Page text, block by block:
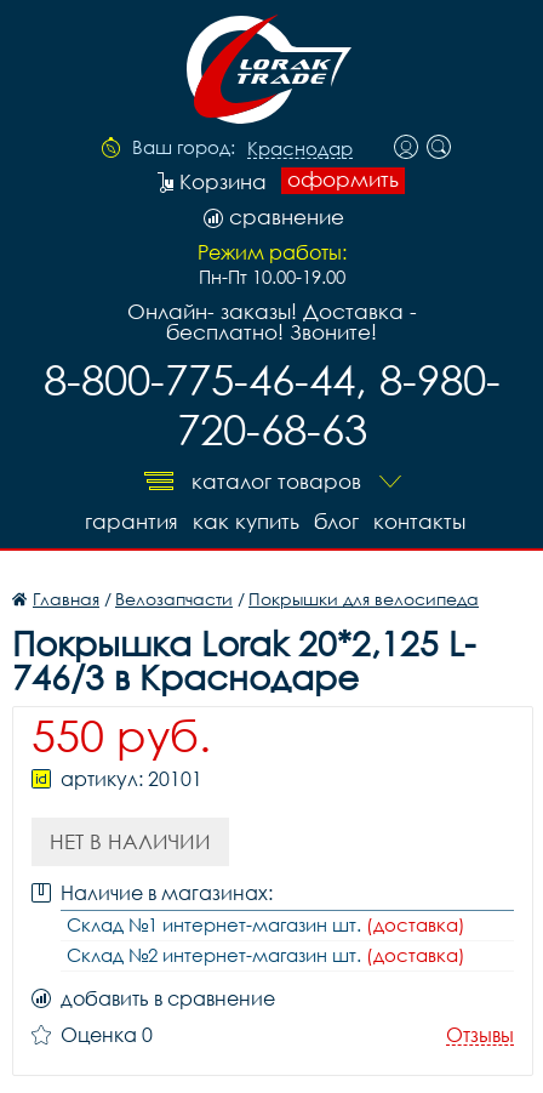
Ваш город: Краснодар
оформить
Корзина
сравнение
Режим работы:
Пн-Пт 10.00-19.00
Онлайн- заказы! Доставка -
бесплатно! Звоните!
8-800-775-46-44, 8-980-
720-68-63
каталог товаров
контакты
блог
как купить
гарантия
Главная / Велозапчасти / Покрышки для велосипеда
Покрышка Lorak 20*2,125 L-
746/3 в Краснодаре
550 руб.
артикул: 20101
НЕТ В НАЛИЧИИ
Наличие в магазинах:
Склад №1 интернет-магазин шт. (доставка)
Склад №2 интернет-магазин шт. (доставка)
добавить в сравнение
Оценка 0
Отзывы